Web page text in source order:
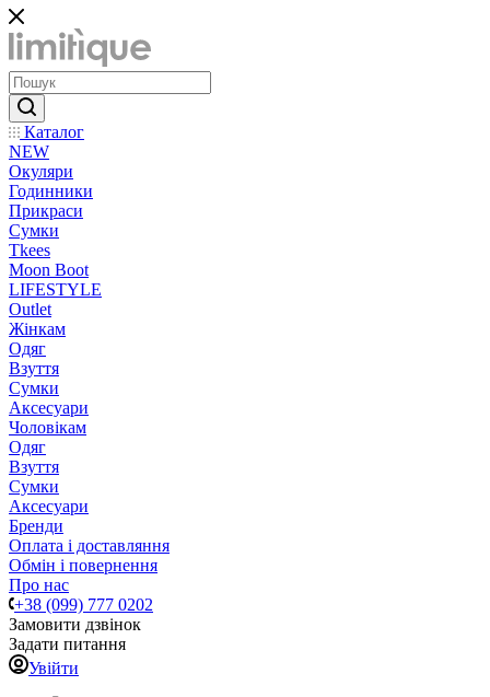
Каталог
NEW
Окуляри
Годинники
Прикраси
Сумки
Tkees
Moon Boot
LIFESTYLE
Outlet
Жінкам
Одяг
Взуття
Сумки
Аксесуари
Чоловікам
Одяг
Взуття
Сумки
Аксесуари
Бренди
Оплата і доставляння
Обмін і повернення
Про нас
+38 (099) 777 0202
Замовити дзвінок
Задати питання
Увійти